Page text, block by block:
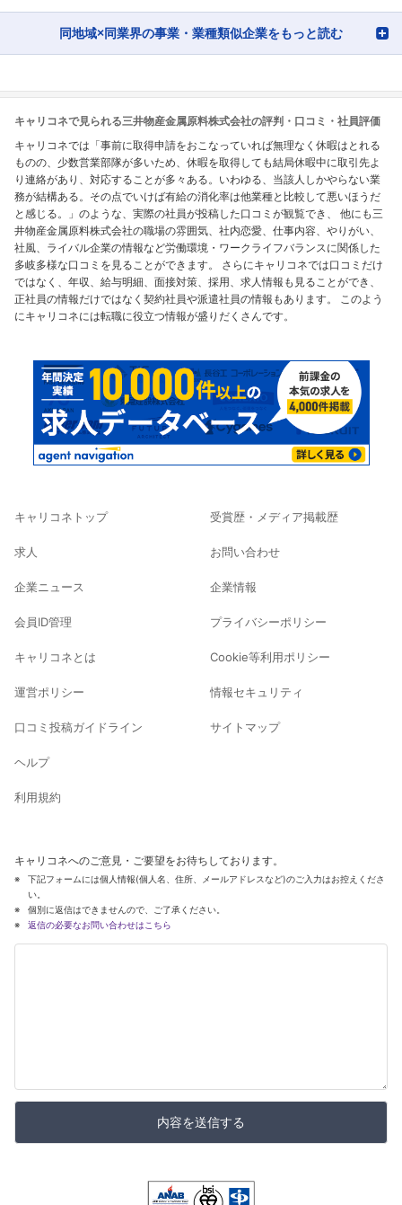
同地域×同業界の事業・業種類似企業をもっと読む
キャリコネで見られる三井物産金属原料株式会社の評判・口コミ・社員評価
キャリコネでは「事前に取得申請をおこなっていれば無理なく休暇はとれる
ものの、少数営業部隊が多いため、休暇を取得しても結局休暇中に取引先よ
り連絡があり、対応することが多々ある。いわゆる、当該人しかやらない業
務が結構ある。その点でいけば有給の消化率は他業種と比較して悪いほうだ
と感じる。」のような、実際の社員が投稿した口コミが観覧でき、 他にも三
井物産金属原料株式会社の職場の雰囲気、社内恋愛、仕事内容、やりがい、
社風、ライバル企業の情報など労働環境・ワークライフバランスに関係した
多岐多様な口コミを見ることができます。 さらにキャリコネでは口コミだけ
ではなく、年収、給与明細、面接対策、採用、求人情報も見ることができ、
正社員の情報だけではなく契約社員や派遣社員の情報もあります。 このよう
にキャリコネには転職に役立つ情報が盛りだくさんです。
キャリコネトップ
求人
企業ニュース
会員ID管理
キャリコネとは
運営ポリシー
口コミ投稿ガイドライン
ヘルプ
利用規約
受賞歴・メディア掲載歴
お問い合わせ
企業情報
プライバシーポリシー
Cookie等利用ポリシー
情報セキュリティ
サイトマップ
キャリコネへのご意見・ご要望をお待ちしております。
下記フォームには個人情報(個人名、住所、メールアドレスなど)のご入力はお控えくださ
い。
個別に返信はできませんので、ご了承ください。
返信の必要なお問い合わせはこちら
内容を送信する